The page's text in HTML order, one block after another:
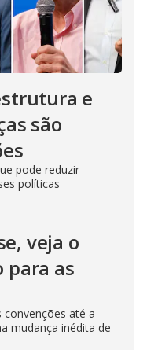
e
são
pode reduzir
políticas
veja o
para as
convenções até a
mudança inédita de